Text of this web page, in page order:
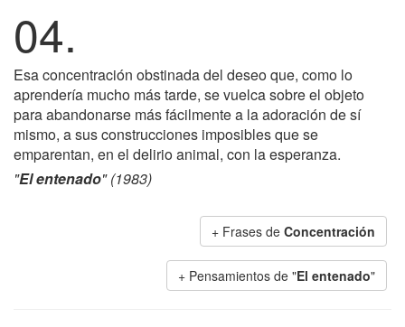
04.
Esa concentración obstinada del deseo que, como lo
aprendería mucho más tarde, se vuelca sobre el objeto
para abandonarse más fácilmente a la adoración de sí
mismo, a sus construcciones imposibles que se
emparentan, en el delirio animal, con la esperanza.
"El entenado" (1983)
+ Frases de Concentración
+ Pensamientos de "El entenado"